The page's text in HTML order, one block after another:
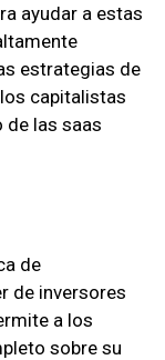
ayudar a estas
estrategias de
capitalistas
de las saas
de
de inversores
a los
sobre su